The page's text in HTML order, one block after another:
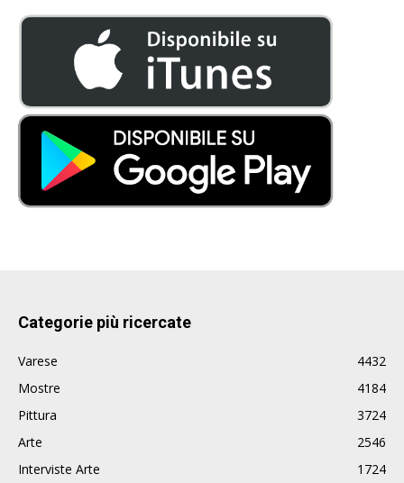
Categorie più ricercate
Varese
4432
Mostre
4184
Pittura
3724
Arte
2546
Interviste Arte
1724